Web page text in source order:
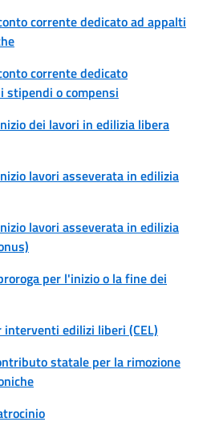
corrente dedicato ad appalti
corrente dedicato
stipendi o compensi
dei lavori in edilizia libera
lavori asseverata in edilizia
lavori asseverata in edilizia
per l'inizio o la fine dei
interventi edilizi liberi (CEL)
statale per la rimozione